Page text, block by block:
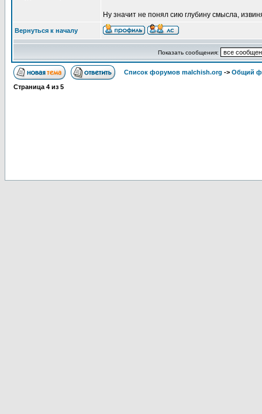
Ну значит не понял сию глубину смысла,
Вернуться к началу
Показать сообщения:
Список форумов malchish.org -> Общий
Страница 4 из 5